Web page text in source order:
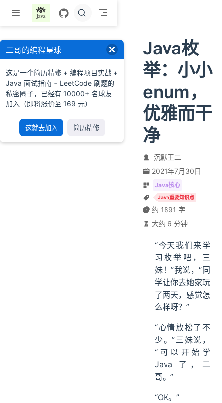
跳至主要內容
Java枚
举：小小
enum，
优雅而干
净
沉默王二
2021年7月30日
Java核心
Java重要知识点
约 1891 字
大约 6 分钟
“今天我们来学
习枚举吧，三
妹！”我说，“同
学让你去她家玩
了两天，感觉怎
么样呀？”
“心情放松了不
少。”三妹说，
“可以开始学
Java 了，二
哥。”
“OK。”
二哥的编程星球
这是一个简历精修 + 编程项目实战 +
Java 面试指南 + LeetCode 刷题的
私密圈子，已经有 10000+ 名球友
加入（即将涨价至 169 元）
这就去加入 简历精修